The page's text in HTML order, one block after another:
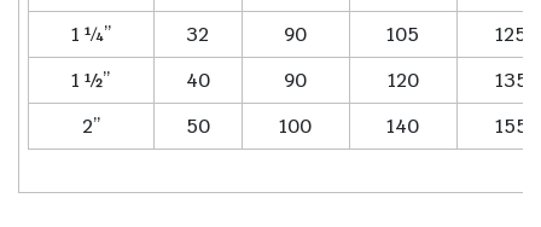
1 ¼’’
32 90 105
125
1 ½’’
40 90 120
135
2’’
50 100 140 155